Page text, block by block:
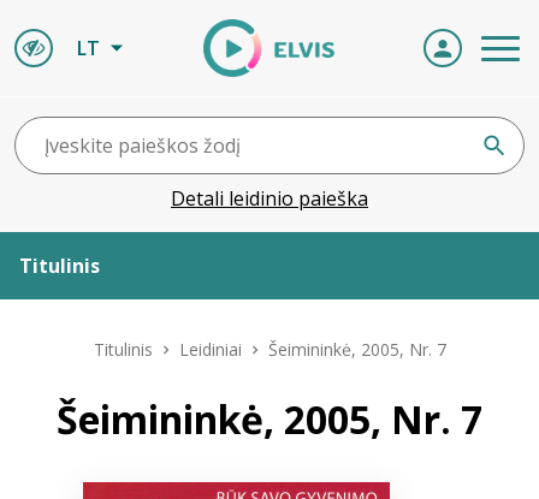
LT
Detali leidinio paieška
Titulinis
Leidiniai
Titulinis Leidiniai Šeimininkė, 2005, Nr. 7
Šeimininkė, 2005, Nr. 7